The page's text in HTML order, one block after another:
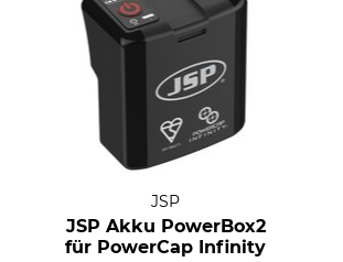
JSP
JSP Akku PowerBox2
für PowerCap Infinity